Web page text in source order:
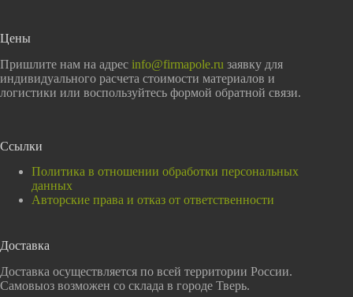
Цены
Пришлите нам на адрес info@firmapole.ru заявку для
индивидуального расчета стоимости материалов и
логистики или воспользуйтесь формой обратной связи.
Ссылки
Политика в отношении обработки персональных
данных
Авторские права и отказ от ответственности
Доставка
Доставка осуществляется по всей территории России.
Самовыоз возможен со склада в городе Тверь.